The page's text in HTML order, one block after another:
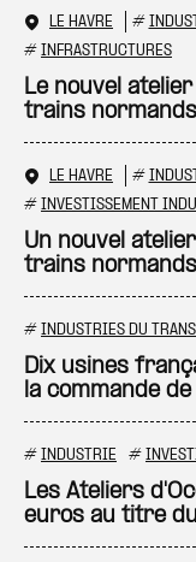
LE HAVRE #
# INFRASTRUCTURES
Le nouvel
trains
LE HAVRE #
# INVESTISSEMENT
Un nouvel
trains
# INDUSTRIES DU
Dix usines
la commande
# INDUSTRIE #
Les Ateliers
euros au titre